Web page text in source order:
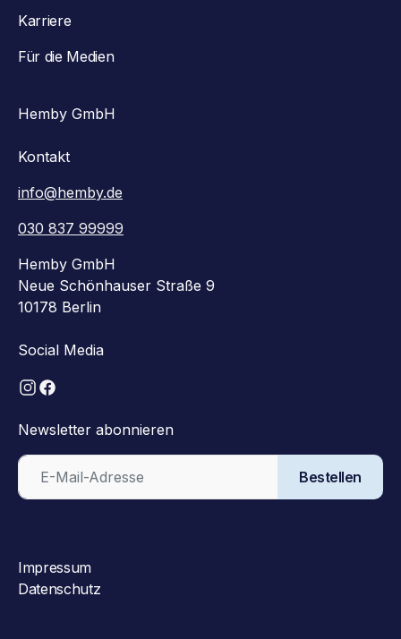
Karriere
Für die Medien
Hemby GmbH
Kontakt
info@hemby.de
030 837 99999
Hemby GmbH
Neue Schönhauser Straße 9
10178 Berlin
Social Media
Newsletter abonnieren
Bestellen
Impressum
Datenschutz